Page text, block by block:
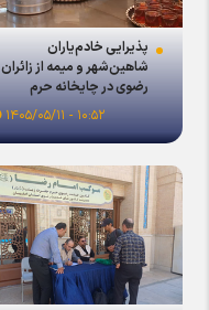
پذیرایی خادم‌یاران
شاهین‌شهر و میمه از زائران
رضوی در چایخانه حرم
۱۰:۵۲ - ۱۴۰۵/۰۵/۱۱